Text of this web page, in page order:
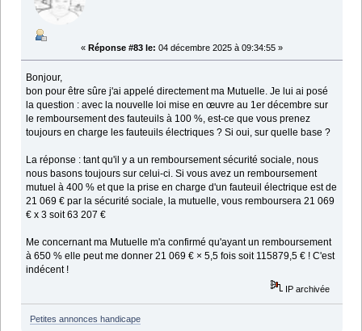
« Réponse #83 le: 04 décembre 2025 à 09:34:55 »
Bonjour,
bon pour être sûre j'ai appelé directement ma Mutuelle. Je lui ai posé
la question : avec la nouvelle loi mise en œuvre au 1er décembre sur
le remboursement des fauteuils à 100 %, est-ce que vous prenez
toujours en charge les fauteuils électriques ? Si oui, sur quelle base ?
La réponse : tant qu'il y a un remboursement sécurité sociale, nous
nous basons toujours sur celui-ci. Si vous avez un remboursement
mutuel à 400 % et que la prise en charge d'un fauteuil électrique est de
21 069 € par la sécurité sociale, la mutuelle, vous remboursera 21 069
€ x 3 soit 63 207 €
Me concernant ma Mutuelle m'a confirmé qu'ayant un remboursement
à 650 % elle peut me donner 21 069 € × 5,5 fois soit 115879,5 € ! C'est
indécent !
IP archivée
Petites annonces handicape